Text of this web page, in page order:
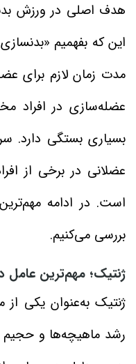
هدف اصلی در ورزش
این که بفهمیم «بدنسازی
مدت زمان لازم برای
عضله‌سازی در افراد
بسیاری بستگی دارد.
عضلانی در برخی از
است. در ادامه
بررسی می‌کنیم.
ژنتیک؛ مهم‌ترین عامل
ژنتیک به‌عنوان یکی
رشد ماهیچه‌ها و